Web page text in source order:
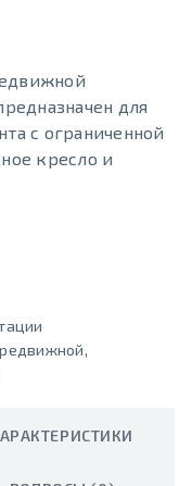
для
с ограниченной
кресло и
,